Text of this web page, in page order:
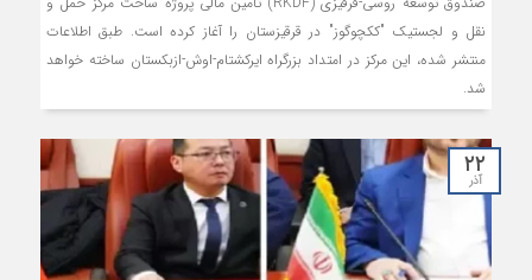
نقل و لجستیک "ککچوگوز" در قرقیزستان را آغاز کرده است. طبق اطلاعات
منتشر شده، این مرکز در امتداد بزرگراه ایرکشتام-اوش-ازبکستان ساخته خواهد
شد.
۲۲
آذر